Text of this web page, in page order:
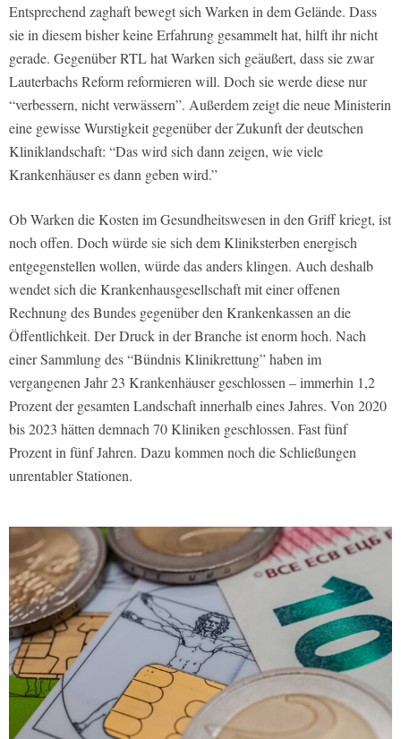
Entsprechend zaghaft bewegt sich Warken in dem Gelände. Dass
sie in diesem bisher keine Erfahrung gesammelt hat, hilft ihr nicht
gerade. Gegenüber RTL hat Warken sich geäußert, dass sie zwar
Lauterbachs Reform reformieren will. Doch sie werde diese nur
“verbessern, nicht verwässern”. Außerdem zeigt die neue Ministerin
eine gewisse Wurstigkeit gegenüber der Zukunft der deutschen
Kliniklandschaft: “Das wird sich dann zeigen, wie viele
Krankenhäuser es dann geben wird.”
Ob Warken die Kosten im Gesundheitswesen in den Griff kriegt, ist
noch offen. Doch würde sie sich dem Kliniksterben energisch
entgegenstellen wollen, würde das anders klingen. Auch deshalb
wendet sich die Krankenhausgesellschaft mit einer offenen
Rechnung des Bundes gegenüber den Krankenkassen an die
Öffentlichkeit. Der Druck in der Branche ist enorm hoch. Nach
einer Sammlung des “Bündnis Klinikrettung” haben im
vergangenen Jahr 23 Krankenhäuser geschlossen – immerhin 1,2
Prozent der gesamten Landschaft innerhalb eines Jahres. Von 2020
bis 2023 hätten demnach 70 Kliniken geschlossen. Fast fünf
Prozent in fünf Jahren. Dazu kommen noch die Schließungen
unrentabler Stationen.